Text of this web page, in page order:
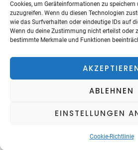
Cookies, um Geräteinformationen zu
zuzugreifen. Wenn du diesen Technologien
wie das Surfverhalten oder eindeutige IDs auf
Wenn du deine Zustimmung nicht erteilst oder
bestimmte Merkmale und Funktionen
ABLEHNEN
EINSTELLUNGEN
Cookie-Richtlinie
Menü